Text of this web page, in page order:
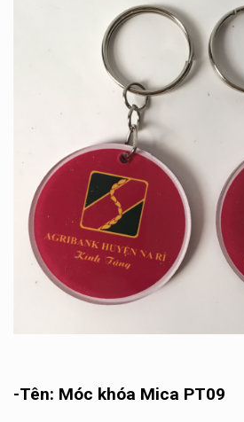
-Tên: Móc khóa Mica PT09